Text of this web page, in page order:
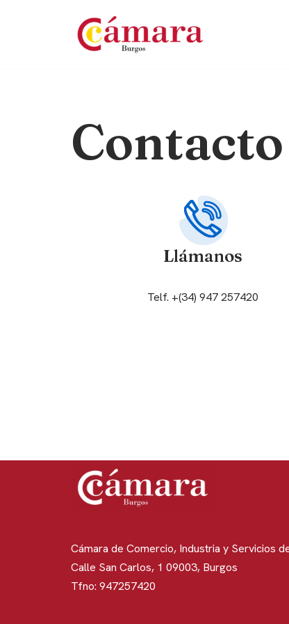
Contacto
Llámanos
Telf. +(34) 947 257420
Cámara de Comercio, Industria y Servicios
Calle San Carlos, 1 09003, Burgos
Tfno: 947257420